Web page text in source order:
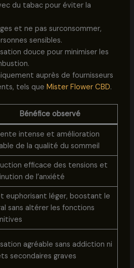
du tabac pour éviter la
et ne pas surconsommer,
sensibles.
douce pour minimiser les
auprès de fournisseurs
tels que Mister Flower CBD.
Bénéfice observé
intense et amélioration
de la qualité du sommeil
efficace des tensions et
de l’anxiété
euphorisant léger, boostant le
sans altérer les fonctions
agréable sans addiction ni
secondaires graves